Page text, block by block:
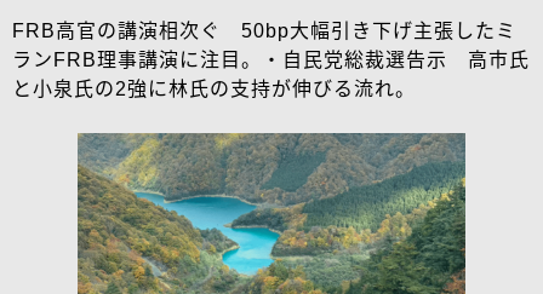
FRB高官の講演相次ぐ 50bp大幅引き下げ主張したミ
ランFRB理事講演に注目。・自民党総裁選告示 高市氏
と小泉氏の2強に林氏の支持が伸びる流れ。